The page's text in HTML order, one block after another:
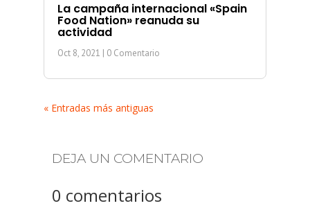
La campaña internacional «Spain
Food Nation» reanuda su
actividad
Oct 8, 2021 | 0 Comentario
« Entradas más antiguas
DEJA UN COMENTARIO
0 comentarios